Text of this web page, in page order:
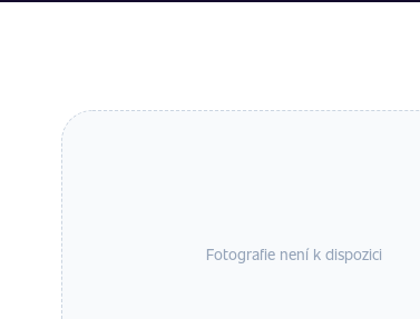
Fotografie není k dispozici